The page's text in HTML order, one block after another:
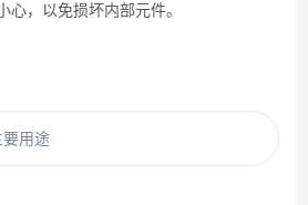
心，以免损坏内部元件。
用途